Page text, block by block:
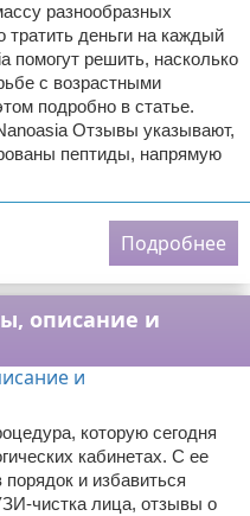
разнообразных
тратить деньги на каждый
помогут решить, насколько
с возрастными
подробно в статье.
Отзывы указывают,
пептиды, напрямую
Подробнее
описание и
которую сегодня
кабинетах. С ее
и избавиться
чистка лица, отзывы о